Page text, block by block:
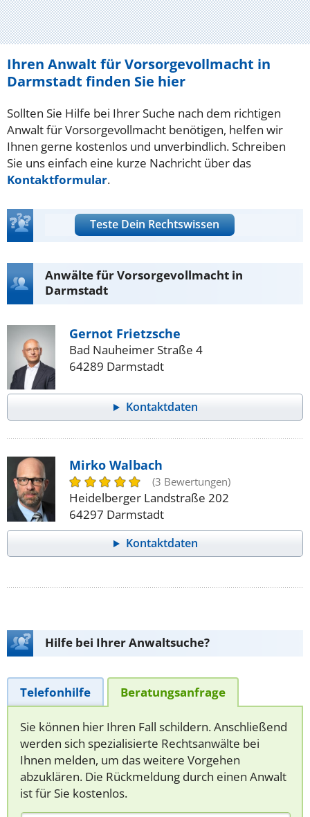
Ihren Anwalt für Vorsorgevollmacht in
Darmstadt finden Sie hier
Sollten Sie Hilfe bei Ihrer Suche nach dem richtigen
Anwalt für Vorsorgevollmacht benötigen, helfen wir
Ihnen gerne kostenlos und unverbindlich. Schreiben
Sie uns einfach eine kurze Nachricht über das
Kontaktformular.
Teste Dein Rechtswissen
Anwälte für Vorsorgevollmacht in
Darmstadt
Gernot Frietzsche
Bad Nauheimer Straße 4
64289 Darmstadt
Kontaktdaten
Mirko Walbach
(3 Bewertungen)
Heidelberger Landstraße 202
64297 Darmstadt
Kontaktdaten
Hilfe bei Ihrer Anwaltsuche?
Telefonhilfe Beratungsanfrage
Sie können hier Ihren Fall schildern. Anschließend
werden sich spezialisierte Rechtsanwälte bei
Ihnen melden, um das weitere Vorgehen
abzuklären. Die Rückmeldung durch einen Anwalt
ist für Sie kostenlos.